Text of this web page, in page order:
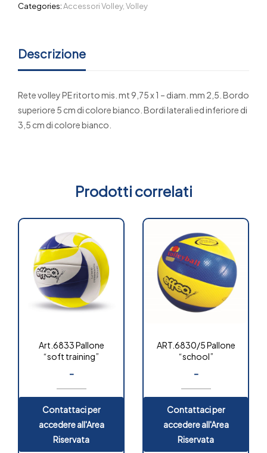
Categories:Accessori Volley, Volley
Descrizione
Rete volley PE ritorto mis. mt 9,75 x 1 – diam. mm 2,5. Bordo
superiore 5 cm di colore bianco. Bordi laterali ed inferiore di
3,5 cm di colore bianco.
Prodotti correlati
Art.6833 Pallone
“soft training”
-
Contattaci per
accedere all'Area
Riservata
ART.6830/5 Pallone
“school”
-
Contattaci per
accedere all'Area
Riservata